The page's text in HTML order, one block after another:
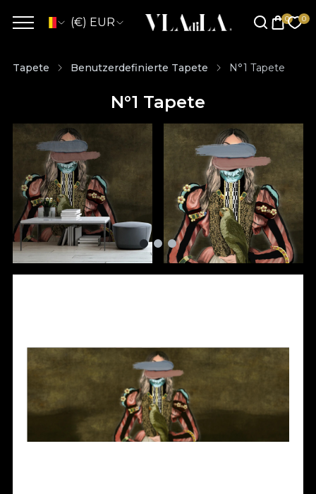
(€) EUR
Tapete Benutzerdefinierte Tapete N°1 Tapete
N°1 Tapete